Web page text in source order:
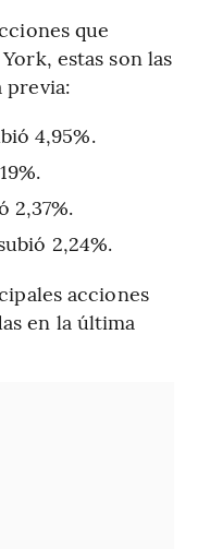
que
estas son las
previa:
4,95%.
2,37%.
2,24%.
acciones
en la última